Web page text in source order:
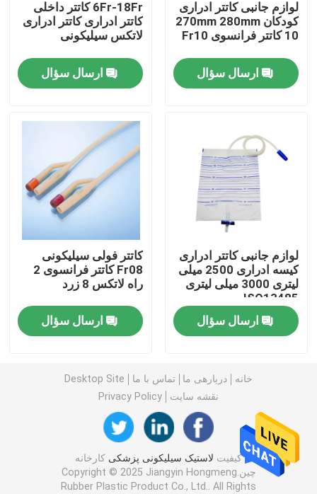
درخواست نقل قول
لاستیک سیلیکونی پزشکی
پیستون سرنگ لاستیکی
لوازم جانبی جمع آوری خون
درپوش لاستیکی بوتیل
لاستیک بوتیل هالوژنه
لوله سیلیکونی پزشکی
لوله زهکشی
لوازم جانبی کاتتر ادراری
کودکان 270mm 280mm
10 کاتتر فرانسوی Fr10
ارسال سؤال
6Fr-18Fr کاتتر داخلی
کاتتر ادراری کاتتر ادراری
لاتکس سیلیکونی
ارسال سؤال
لوازم جانبی کاتتر ادراری
کیسه ادراری 2500 میلی
لیتری 3000 میلی لیتری
ISO13485
ارسال سؤال
کاتتر فولی سیلیکونی
Fr08 کاتتر فرانسوی 2
راه لاتکس 8 زرد
ارسال سؤال
خانه دربارهی ما تماس با ما
Desktop Site
نقشه سایت
Privacy Policy
کیفیت لاستیک سیلیکونی پزشکی کارخانه
چین.Copyright © 2025 Jiangyin Hongmeng
Rubber Plastic Product Co., Ltd.. All Rights